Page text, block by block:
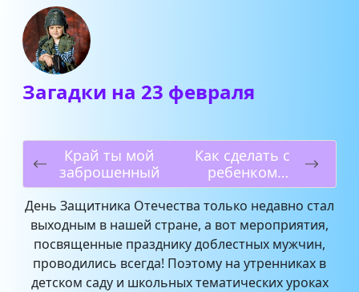
Загадки на 23 февраля
Край ты мой
заброшенный
Как сделать с
ребенком
Снегурочку –
сказочные
поделки
День Защитника Отечества только недавно стал
выходным в нашей стране, а вот мероприятия,
посвященные празднику доблестных мужчин,
проводились всегда! Поэтому на утренниках в
детском саду и школьных тематических уроках